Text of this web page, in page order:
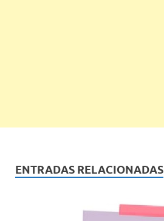
ENTRADAS RELACIONADAS